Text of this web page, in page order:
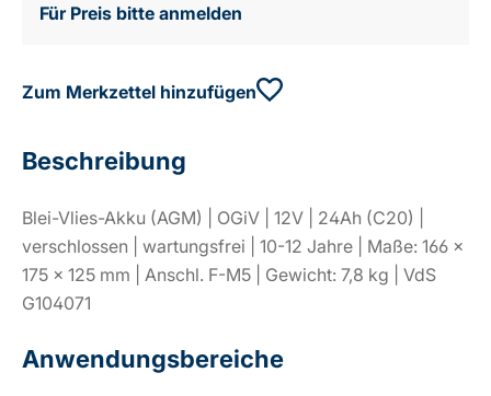
Für Preis bitte anmelden
Zum Merkzettel hinzufügen
Beschreibung
Blei-Vlies-Akku (AGM) | OGiV | 12V | 24Ah (C20) |
verschlossen | wartungsfrei | 10-12 Jahre | Maße: 166 ×
175 × 125 mm | Anschl. F-M5 | Gewicht: 7,8 kg | VdS
G104071
Anwendungsbereiche